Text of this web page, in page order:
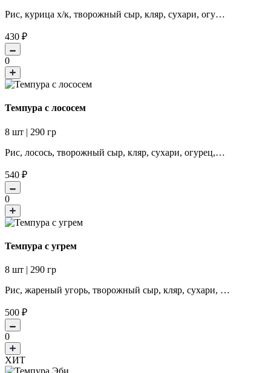
Рис, курица х/к, творожный сыр, кляр, сухари, огу…
430 ₽
0
Темпура с лососем
8 шт | 290 гр
Рис, лосось, творожный сыр, кляр, сухари, огурец,…
540 ₽
0
Темпура с угрем
8 шт | 290 гр
Рис, жареный угорь, творожный сыр, кляр, сухари, …
500 ₽
0
ХИТ